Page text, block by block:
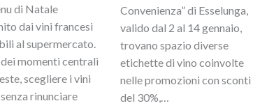
di Natale
dai vini francesi
al supermercato.
dei momenti centrali
scegliere i vini
rinunciare
Convenienza” di Esselunga,
valido dal 2 al 14 gennaio,
trovano spazio diverse
etichette di vino coinvolte
nelle promozioni con sconti
del 30%,…